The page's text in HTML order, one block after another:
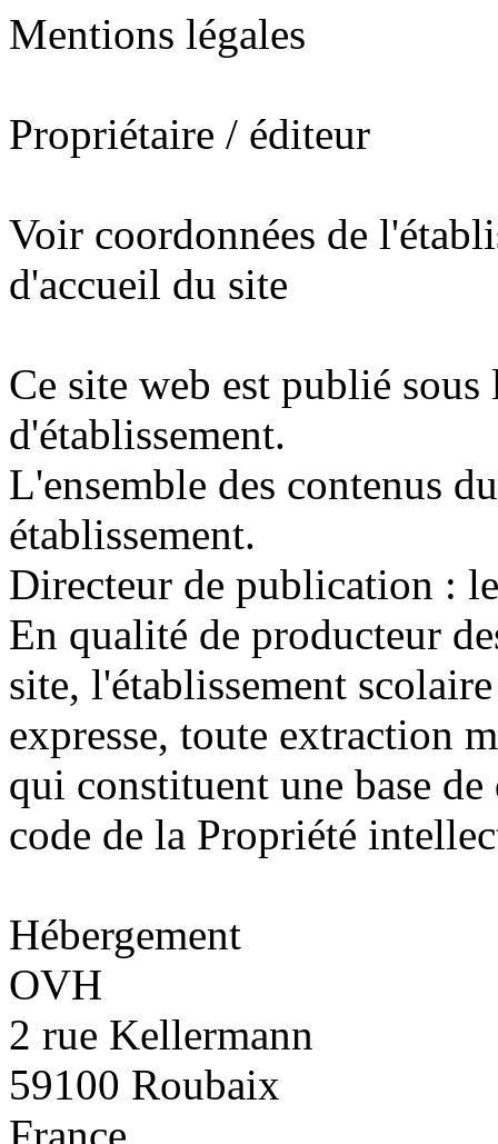
Mentions légales
Propriétaire / éditeur
Voir coordonnées de
d'accueil du site
Ce site web est publié
d'établissement.
L'ensemble des contenus
établissement.
Directeur de publication :
En qualité de producteur
site, l'établissement
expresse, toute extraction
qui constituent une base
code de la Propriété
Hébergement
OVH
2 rue Kellermann
59100 Roubaix